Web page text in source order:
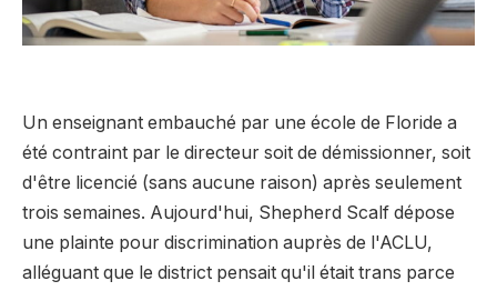
Un enseignant embauché par une école de Floride a
été contraint par le directeur soit de démissionner, soit
d'être licencié (sans aucune raison) après seulement
trois semaines. Aujourd'hui, Shepherd Scalf dépose
une plainte pour discrimination auprès de l'ACLU,
alléguant que le district pensait qu'il était trans parce